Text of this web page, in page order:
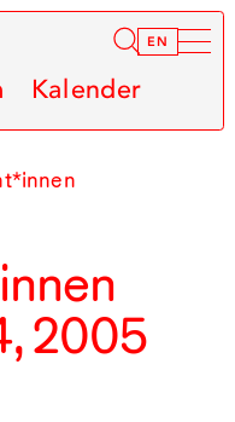
EN
Kalender
,2005